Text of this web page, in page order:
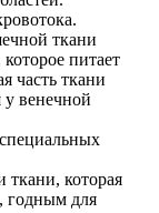
ткани
питает
часть ткани
у венечной
ткани, которая
годным для